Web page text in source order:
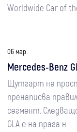
Worldwide Car of
06 мар
Mercedes-Benz
Щутгарт не
пренаписва
сегмент.
GLA е на прага н